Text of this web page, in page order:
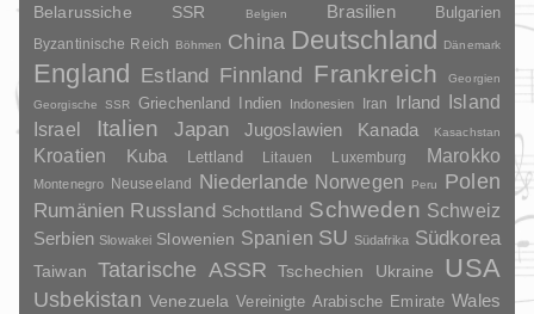
Belarussiche SSR Belgien Brasilien Bulgarien
Byzantinische Reich Böhmen China Deutschland Dänemark
England Estland Finnland Frankreich
Georgien
Georgische SSR
Griechenland Indien Indonesien Iran Irland
Island
Israel
Italien Japan Jugoslawien Kanada Kasachstan
Kroatien Kuba Lettland Litauen Luxemburg Marokko
Montenegro Neuseeland Niederlande Norwegen Peru
Polen
Rumänien Russland Schottland Schweden Schweiz
Serbien Slowakei Slowenien Spanien SU Südafrika Südkorea
Taiwan Tatarische ASSR Tschechien Ukraine USA
Usbekistan Venezuela Vereinigte Arabische Emirate Wales